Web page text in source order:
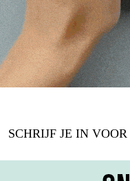
SCHRIJF JE IN